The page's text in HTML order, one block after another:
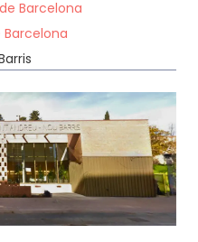
Barcelona